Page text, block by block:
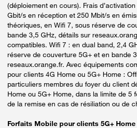
(déploiement en cours). Frais
Gbit/s en réception et 250 Mbit/s en
théoriques, en Wifi 7, sous réserve de
bande 3,5 GHz, détails sur
compatibles. Wifi 7 : en dual band, 2,4
réserve de couverture 5G+ et en bande
reseaux.orange.fr. Avec équipements
pour clients 4G Home ou 5G+ Home :
particuliers membres du foyer du client
Home ou 5G+ Home, dans la limite de 5
de la remise en cas de résiliation ou de
Forfaits Mobile pour clients 5G+ Home